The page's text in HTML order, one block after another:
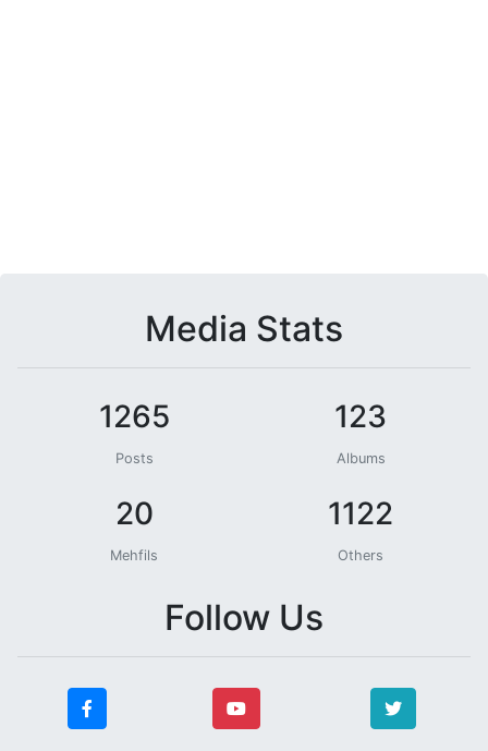
Media Stats
1265
Posts
123
Albums
20
Mehfils
1122
Others
Follow Us